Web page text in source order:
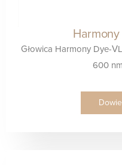
Harmony
Głowica Harmony Dye-
600